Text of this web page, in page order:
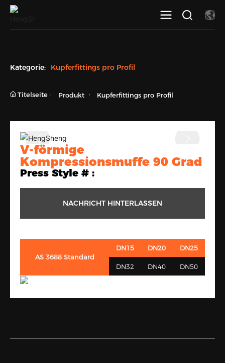
Kategorie: Kupferfittings pro Profil
Titelseite Produkt Kupferfittings pro Profil
V-förmige
Kompressionsmuffe 90 Grad
Press Style # :
NACHRICHT HINTERLASSEN
AS 3688 Standard
DN15 DN20 DN25
DN32 DN40 DN50